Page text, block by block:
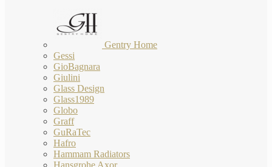
Gentry Home
Gessi
GioBagnara
Giulini
Glass Design
Glass1989
Globo
Graff
GuRaTec
Hafro
Hammam Radiators